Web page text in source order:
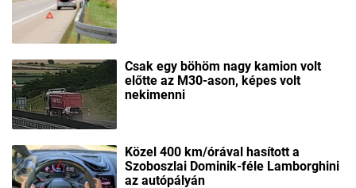
Csak egy böhöm nagy kamion volt
előtte az M30-ason, képes volt
nekimenni
Közel 400 km/órával hasított a
Szoboszlai Dominik-féle Lamborghini
az autópályán